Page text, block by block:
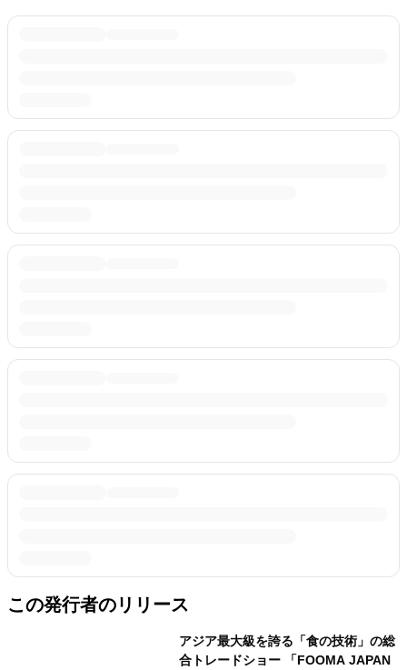
この発行者のリリース
アジア最大級を誇る「食の技術」の総
合トレードショー 「FOOMA JAPAN